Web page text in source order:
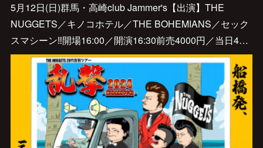
5月12日(日)群馬・高崎club Jammer's【出演】THE
NUGGETS／キノコホテル／THE BOHEMIANS／セック
スマシーン‼︎開場16:00／開演16:30前売4000円／当日4…